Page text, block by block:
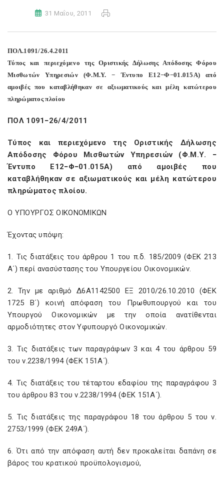
31 Μαΐου, 2011
ΠΟΛ.1091/26.4.2011
Τύπος και περιεχόμενο της Οριστικής Δήλωσης Απόδοσης Φόρου
Μισθωτών Υπηρεσιών (Φ.Μ.Υ. − Έντυπο Ε12−Φ−01.015Α) από
αμοιβές που καταβλήθηκαν σε αξιωματικούς και μέλη κατώτερου
πληρώματος πλοίου
ΠΟΛ 1091−26/4/2011
Τύπος και περιεχόμενο της Οριστικής Δήλωσης
Απόδοσης Φόρου Μισθωτών Υπηρεσιών (Φ.Μ.Υ. −
Έντυπο Ε12−Φ−01.015Α) από αμοιβές που
καταβλήθηκαν σε αξιωματικούς και μέλη κατώτερου
πληρώματος πλοίου.
Ο ΥΠΟΥΡΓΟΣ ΟΙΚΟΝΟΜΙΚΩΝ
Έχοντας υπόψη:
1. Τις διατάξεις του άρθρου 1 του π.δ. 185/2009 (ΦΕΚ 213
Α΄) περί ανασύστασης του Υπουργείου Οικονομικών.
2. Την με αριθμό Δ6Α1142500 ΕΞ 2010/26.10.2010 (ΦΕΚ
1725 Β΄) κοινή απόφαση του Πρωθυπουργού και του
Υπουργού Οικονομικών με την οποία ανατίθενται
αρμοδιότητες στον Υφυπουργό Οικονομικών.
3. Τις διατάξεις των παραγράφων 3 και 4 του άρθρου 59
του ν.2238/1994 (ΦΕΚ 151Α΄).
4. Τις διατάξεις του τέταρτου εδαφίου της παραγράφου 3
του άρθρου 83 του ν.2238/1994 (ΦΕΚ 151Α΄).
5. Τις διατάξεις της παραγράφου 18 του άρθρου 5 του ν.
2753/1999 (ΦΕΚ 249Α΄).
6. Ότι από την απόφαση αυτή δεν προκαλείται δαπάνη σε
βάρος του κρατικού προϋπολογισμού,